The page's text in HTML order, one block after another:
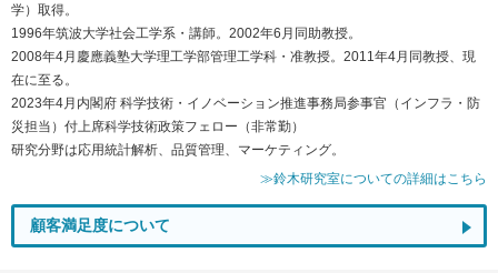
学）取得。
1996年筑波大学社会工学系・講師。2002年6月同助教授。
2008年4月慶應義塾大学理工学部管理工学科・准教授。2011年4月同教授、現
在に至る。
2023年4月内閣府 科学技術・イノベーション推進事務局参事官（インフラ・防
災担当）付上席科学技術政策フェロー（非常勤）
研究分野は応用統計解析、品質管理、マーケティング。
≫鈴木研究室についての詳細はこちら
顧客満足度について